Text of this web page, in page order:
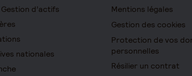
Gestion d’actifs
nationales
Mentions légales
Gestion des cookies
Protection de vos
personnelles
Résilier un contrat